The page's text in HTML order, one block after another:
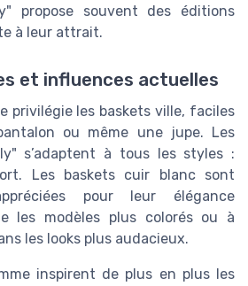
propose souvent des éditions
à leur attrait.
et influences actuelles
privilégie les baskets ville, faciles
ou même une jupe. Les
s’adaptent à tous les styles :
Les baskets cuir blanc sont
pour leur élégance
les modèles plus colorés ou à
les looks plus audacieux.
inspirent de plus en plus les